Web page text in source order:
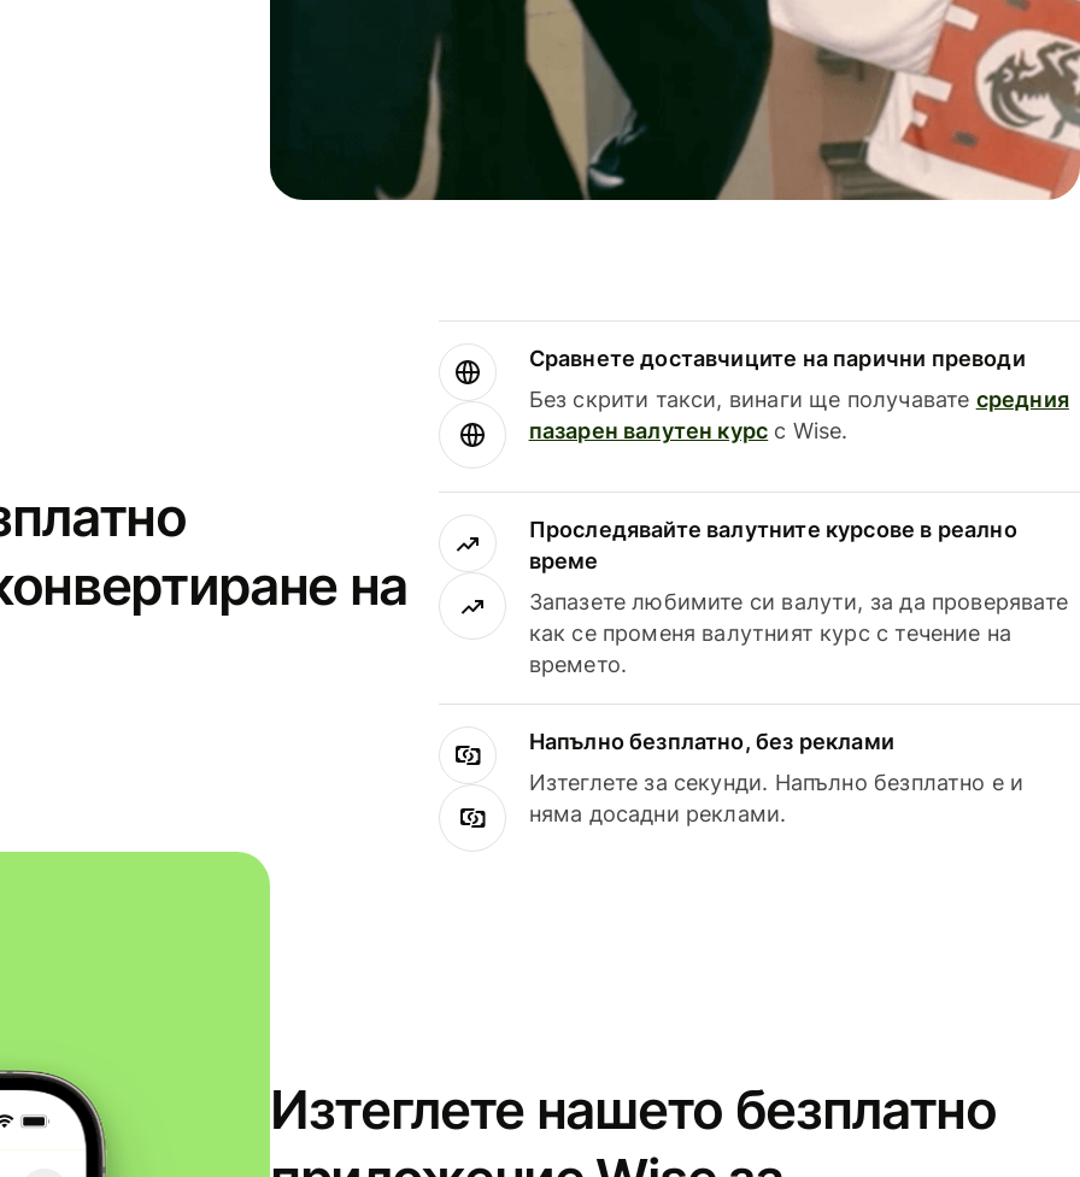
на
Сравнете доставчиците на парични преводи
Без скрити такси, винаги ще получавате средния
пазарен валутен курс с Wise.
Проследявайте валутните курсове в реално
време
Запазете любимите си валути, за да проверявате
как се променя валутният курс с течение на
времето.
Напълно безплатно, без реклами
Изтеглете за секунди. Напълно безплатно е и
няма досадни реклами.
Изтеглете нашето безплатно